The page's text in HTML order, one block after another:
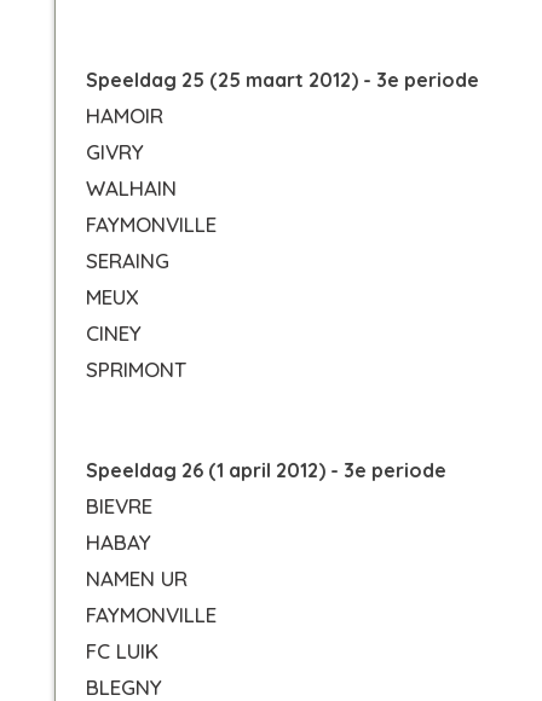
Speeldag 25 (25 maart 2012) - 3e periode
HAMOIR
GIVRY
WALHAIN
FAYMONVILLE
SERAING
MEUX
CINEY
SPRIMONT
Speeldag 26 (1 april 2012) - 3e periode
BIEVRE
HABAY
NAMEN UR
FAYMONVILLE
FC LUIK
BLEGNY